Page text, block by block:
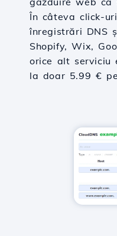
În câteva click-
înregistrări DNS
Shopify, Wix,
orice alt serviciu
la doar 5.99 €